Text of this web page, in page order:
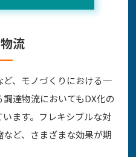
流
、モノづくりにおける一
達物流においてもDX化の
ます。フレキシブルな対
ど、さまざまな効果が期